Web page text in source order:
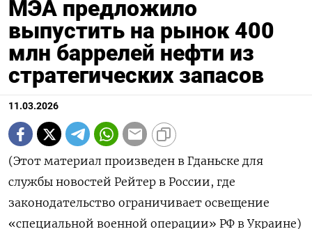
Подписывайтесь на The Moscow
Times в Telegram —
@moscowtimes_ru
МЭА предложило
выпустить на рынок 400
млн баррелей нефти из
стратегических запасов
11.03.2026
(Этот материал произведен в Гданьске для
службы новостей Рейтер в России, ‌где
законодательство ограничивает освещение
«специальной военной операции» РФ в Украине)